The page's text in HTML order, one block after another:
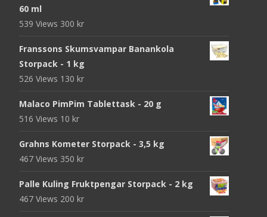
60 ml
539 Views 300 kr
Franssons Skumsvampar Banankola
Storpack - 1 kg
526 Views 130 kr
Malaco PimPim Tablettask - 20 g
516 Views 10 kr
Grahns Kometer Storpack - 3,5 kg
467 Views 350 kr
Palle Kuling Fruktpengar Storpack - 2 kg
467 Views 200 kr